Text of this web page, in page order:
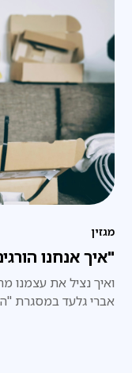
מגזין
"איך אנחנו
ואיך נציל את עצמנו
אברי גלעד במסגרת